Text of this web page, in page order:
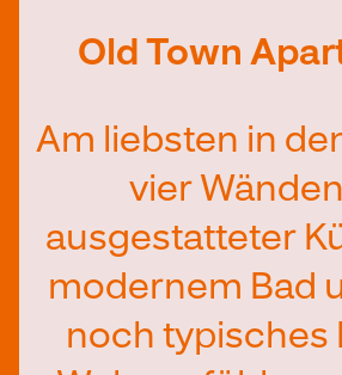
Old Town
Am liebsten in
vier
ausgestatteter
modernem Bad
noch typisches